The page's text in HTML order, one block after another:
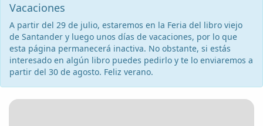
Vacaciones
A partir del 29 de julio, estaremos en la Feria del libro viejo
de Santander y luego unos días de vacaciones, por lo que
esta página permanecerá inactiva. No obstante, si estás
interesado en algún libro puedes pedirlo y te lo enviaremos a
partir del 30 de agosto. Feliz verano.